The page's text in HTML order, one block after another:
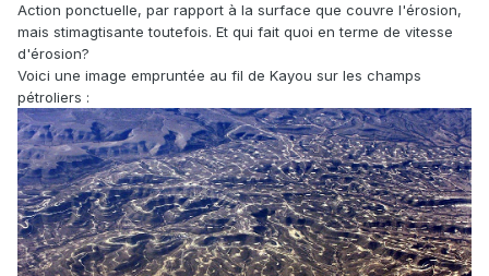
Action ponctuelle, par rapport à la surface que couvre l'érosion,
mais stimagtisante toutefois. Et qui fait quoi en terme de vitesse
d'érosion?
Voici une image empruntée au fil de Kayou sur les champs
pétroliers :